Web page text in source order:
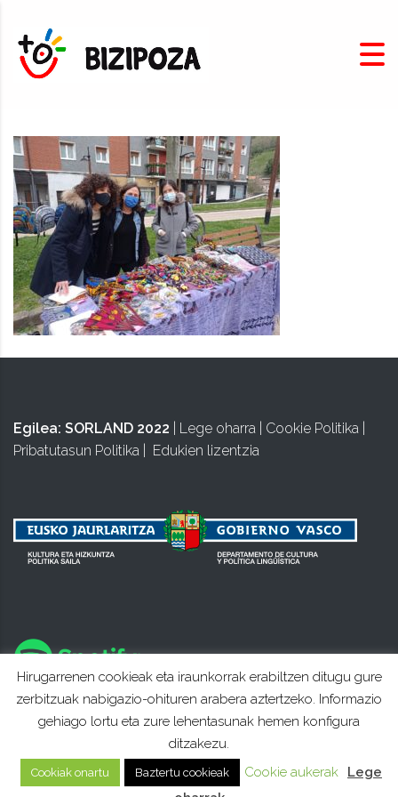
Egilea: SORLAND 2022 Lege oharra Cookie Politika
Pribatutasun Politika
Edukien lizentzia
Hirugarrenen cookieak eta iraunkorrak erabiltzen ditugu gure
zerbitzuak nabigazio-ohituren arabera aztertzeko. Informazio
gehiago lortu eta zure lehentasunak hemen konfigura
ditzakezu.
Cookiak onartu Baztertu cookieak Cookie aukerak
Lege